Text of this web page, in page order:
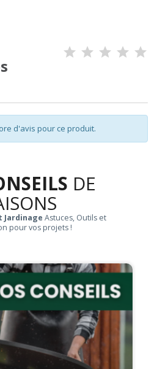
d'avis pour ce produit.
DE
Jardinage Astuces, Outils et
pour vos projets !